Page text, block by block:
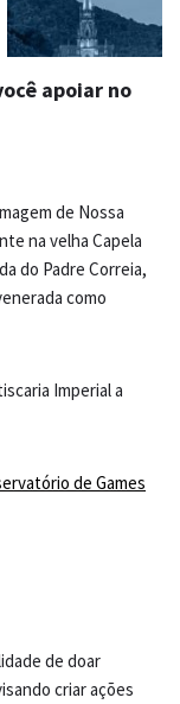
apoiar no
de Nossa
na velha Capela
do Padre Correia,
como
Imperial a
de Games
de doar
criar ações